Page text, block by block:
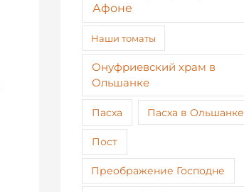
Афоне
Наши томаты
Онуфриевский храм в
Ольшанке
Пасха Пасха в Ольшанке
Пост
Преображение Господне